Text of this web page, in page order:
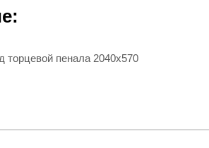
пенала 2040х570